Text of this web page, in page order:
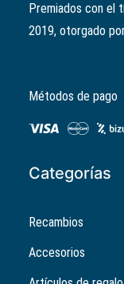
Premiados con el
2019, otorgado
Métodos de pago
Categorías
Recambios
Accesorios